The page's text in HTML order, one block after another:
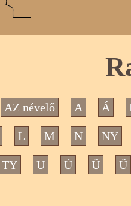
AZ névelő A Á
L M N NY
TY U Ú Ü Ű